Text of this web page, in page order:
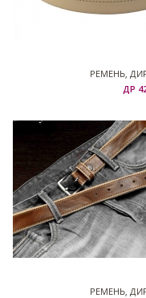
РЕМЕНЬ,
ДР
РЕМЕНЬ,